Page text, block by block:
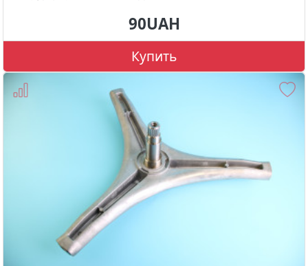
90UAH
Купить